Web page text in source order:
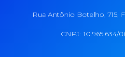
Rua Antônio Botelho, 715,
CNPJ: 10.965.634/